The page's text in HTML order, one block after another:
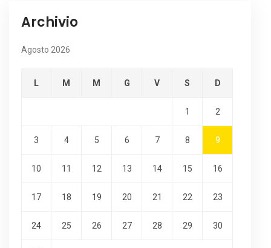
Archivio
Agosto 2026
L M M G V S D
1 2
3 4 5 6 7 8 9
10 11 12 13 14 15 16
17 18 19 20 21 22 23
24 25 26 27 28 29 30